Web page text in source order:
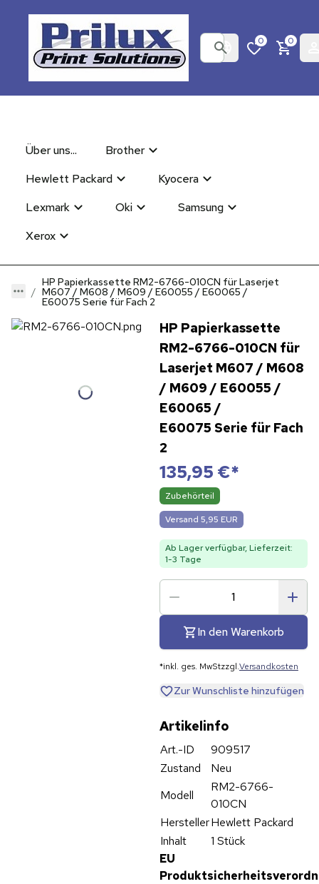
0 0
Über uns...
Brother
Hewlett Packard
Kyocera
Lexmark
Oki
Samsung
Xerox
HP Papierkassette RM2-6766-010CN für Laserjet
M607 / M608 / M609 / E60055 / E60065 /
E60075 Serie für Fach 2
HP Papierkassette
RM2-6766-010CN für
Laserjet M607 / M608
/ M609 / E60055 /
E60065 /
E60075 Serie für Fach
2
135,95 €*
Zubehörteil
Versand 5,95 EUR
Ab Lager verfügbar, Lieferzeit:
1-3 Tage
In den Warenkorb
*inkl. ges. MwStzzgl.Versandkosten
Zur Wunschliste hinzufügen
Artikelinfo
Art.-ID
909517
Zustand
Neu
Modell
RM2-6766-
010CN
HerstellerHewlett Packard
Inhalt
1 Stück
EU